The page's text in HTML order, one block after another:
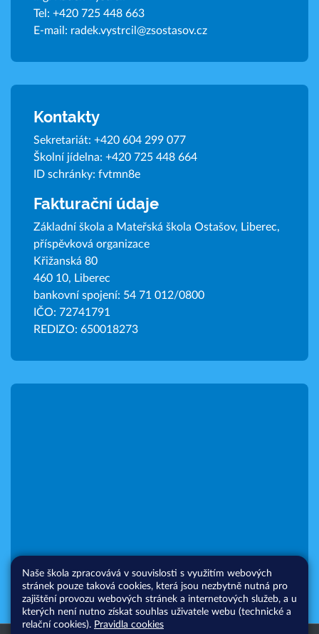
Tel: +420 725 448 663
E-mail: radek.vystrcil@zsostasov.cz
Kontakty
Sekretariát: +420 604 299 077
Školní jídelna: +420 725 448 664
ID schránky: fvtmn8e
Fakturační údaje
Základní škola a Mateřská škola Ostašov, Liberec,
příspěvková organizace
Křižanská 80
460 10, Liberec
bankovní spojení: 54 71 012/0800
IČO: 72741791
REDIZO: 650018273
Naše škola zpracovává v souvislosti s využitím webových
stránek pouze taková cookies, která jsou nezbytně nutná pro
zajištění provozu webových stránek a internetových služeb, a u
kterých není nutno získat souhlas uživatele webu (technické a
relační cookies). Pravidla cookies